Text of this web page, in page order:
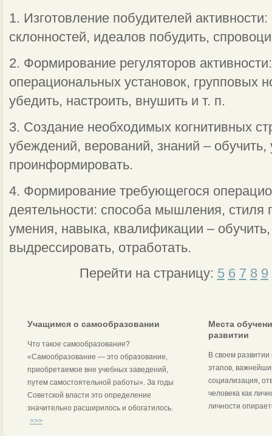
1. Изготовление побудителей
склонностей, идеалов побудить,
2. Формирование регуляторов
операциональных ус­тановок, групповых
убедить, настроить, внушить и т. п.
3. Создание необходимых когнитивных
убеждений, верований, знаний – обучить,
проинформировать.
4. Формирование требующегося
деятельности: способа мышления, стиля
умения, навыка, квалификации –
выдрессировать, отработать.
Перейти на страницу: 5 6 7 8 9
Учащимся о самообразовании
Что такое самообразование?
«Самообразование — это образование,
приобретаемое вне учебных заведений,
путем самостоятельной работы». За годы
Советской власти это определение
значительно расширилось и обогатилось.
>>>
Места
развитии
В своем
этапов,
социализация,
человека как
личности